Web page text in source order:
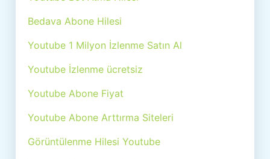
Bedava Abone Hilesi
Youtube 1 Milyon İzlenme Satın Al
Youtube İzlenme ücretsiz
Youtube Abone Fiyat
Youtube Abone Arttırma Siteleri
Görüntülenme Hilesi Youtube